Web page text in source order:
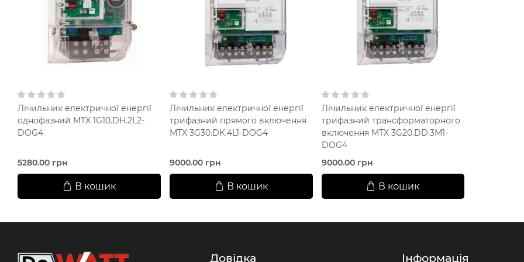
Лічильник електричної енергії
однофазний MTX 1G10.DH.2L2-
DOG4
5280.00 грн
В кошик
Лічильник електричної енергії
трифазний прямого включення
MTX 3G30.DК.4L1-DOG4
9000.00 грн
В кошик
Лічильник електричної енергії
трифазний трансформаторного
включення MTX 3G20.DD.3М1-
DOG4
9000.00 грн
В кошик
Довідка Інформація